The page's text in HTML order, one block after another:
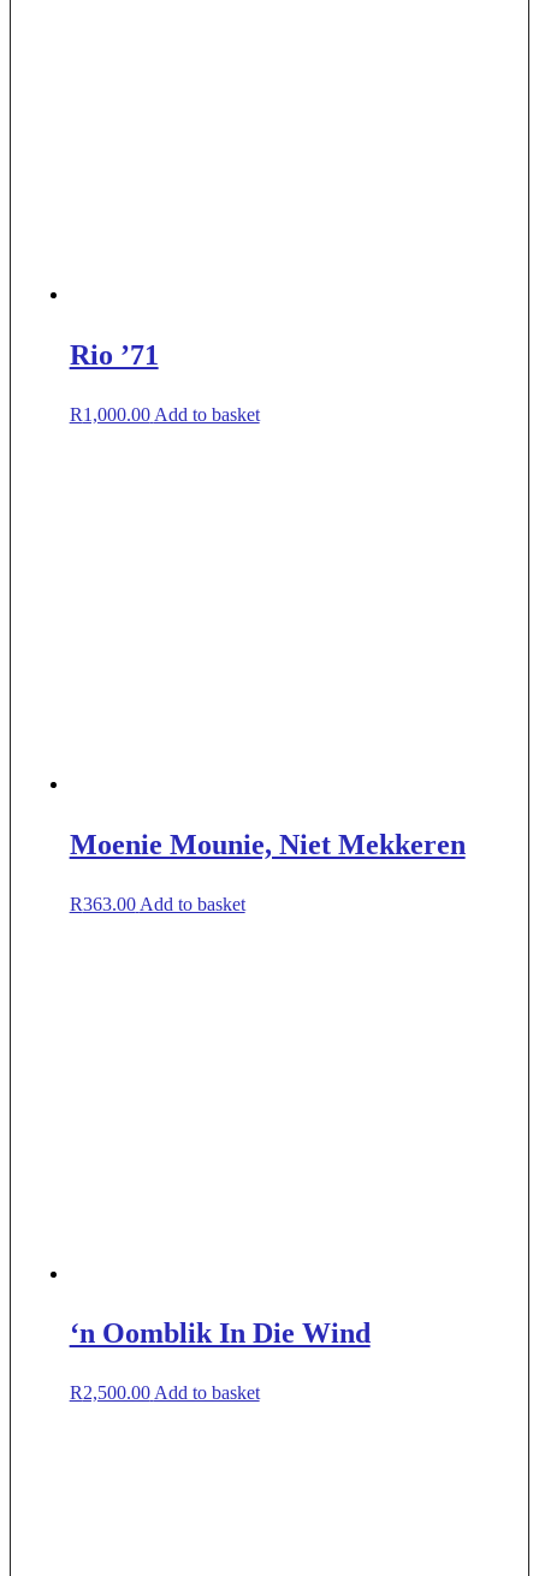
Rio ’71
R1,000.00 Add to basket
Moenie Mounie, Niet Mekkeren
R363.00 Add to basket
‘n Oomblik In Die Wind
R2,500.00 Add to basket